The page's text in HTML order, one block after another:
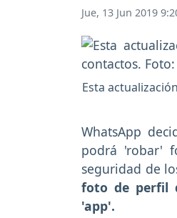
Jue, 13 Jun 2019
Esta
WhatsApp
podrá 'robar'
seguridad de
foto de perfil
'app'.